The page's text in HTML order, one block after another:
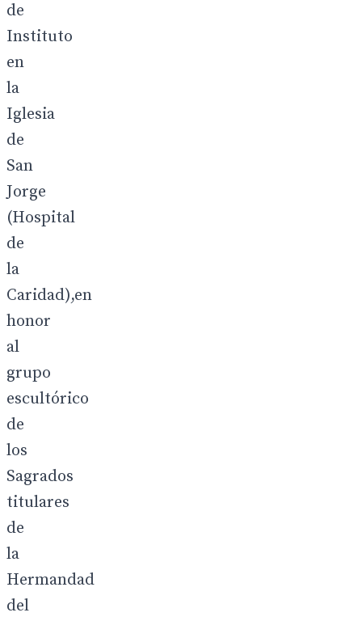
de
Instituto
en
la
Iglesia
de
San
Jorge
(Hospital
de
la
Caridad),en
honor
al
grupo
escultórico
de
los
Sagrados
titulares
de
la
Hermandad
del